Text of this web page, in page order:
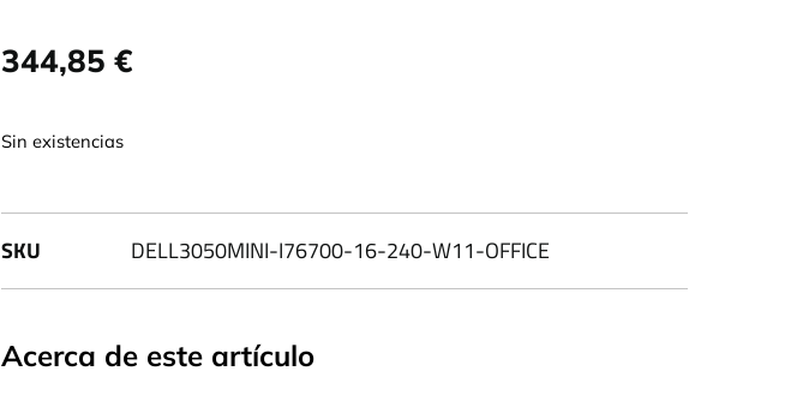
344,85 €
Sin existencias
SKU DELL3050MINI-I76700-16-240-W11-OFFICE
Acerca de este artículo